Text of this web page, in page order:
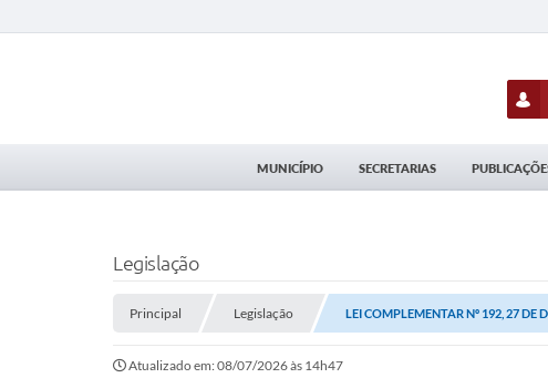
MUNICÍPIO SECRETARIAS
Legislação
Principal Legislação LEI COMPLEMENTAR Nº 192, 27 DE
Atualizado em: 08/07/2026 às 14h47